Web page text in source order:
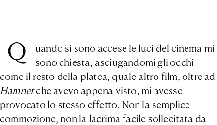
Q
uando si sono accese le luci del cinema mi
sono chiesta, asciugandomi gli occhi
come il resto della platea, quale altro film, oltre ad
Hamnetche avevo appena visto, mi avesse
provocato lo stesso effetto. Non la semplice
commozione, non la lacrima facile sollecitata da